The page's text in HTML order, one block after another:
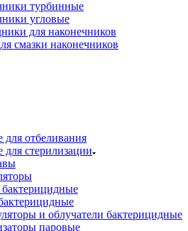
турбинные
угловые
для наконечников
смазки наконечников
для отбеливания
для стерилизации
и облучатели бактерицидные
паровые